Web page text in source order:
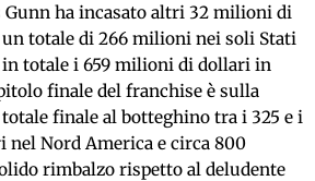
Gunn ha incasato altri 32 milioni di
totale di 266 milioni nei soli Stati
totale i 659 milioni di dollari in
finale del franchise è sulla
finale al botteghino tra i 325 e i
Nord America e circa 800
rimbalzo rispetto al deludente